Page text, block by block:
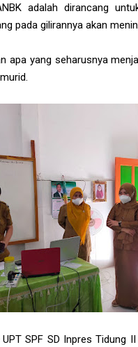
adalah dirancang
pada gilirannya akan
apa yang seharusnya
SPF SD Inpres Tidung